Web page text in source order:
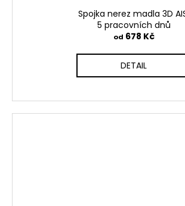
Spojka nerez madla 3D
5 pracovních dnů
od 678 Kč
DETAIL